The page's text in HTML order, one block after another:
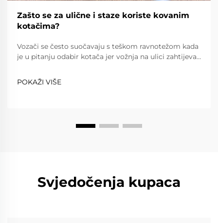
Zašto se za ulične i staze koriste kovanim
kotačima?
Vozači se često suočavaju s teškom ravnotežom kada
je u pitanju odabir kotača jer vožnja na ulici zahtijeva
propisa, dok vožnja na stazi zahtijeva iznimnu lakost,
POKAŽI VIŠE
Svjedočenja kupaca